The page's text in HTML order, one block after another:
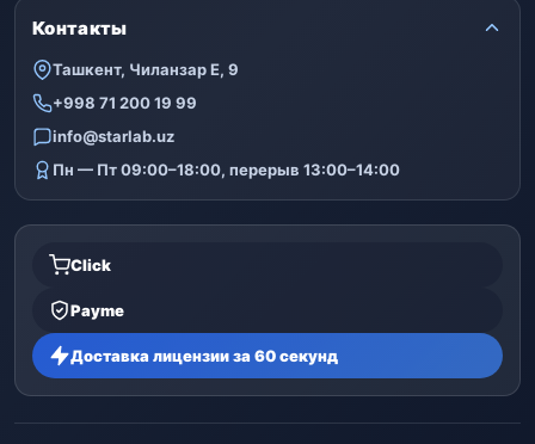
Контакты
Ташкент, Чиланзар Е, 9
+998 71 200 19 99
info@starlab.uz
Пн — Пт 09:00–18:00, перерыв 13:00–14:00
Click
Payme
Доставка лицензии за 60 секунд